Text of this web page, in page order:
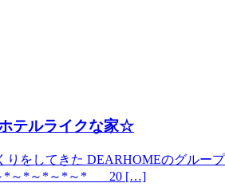
テルライクな家☆
りをしてきた DEARHOMEのグル
～*～*～*～*～* 20 […]